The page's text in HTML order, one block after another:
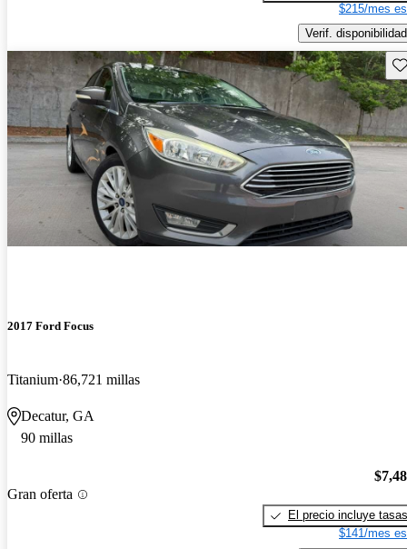
$215/mes
Verif. disponibilidad
2017 Ford Focus
Titanium 86,721 millas
Decatur, GA
90 millas
Gran oferta
El precio incluye tasas
$141/mes